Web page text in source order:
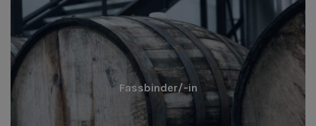
Fassbinder/-in